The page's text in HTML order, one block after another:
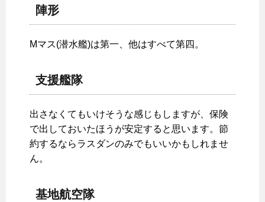
陣形
Mマス(潜水艦)は第一、他はすべて第四。
支援艦隊
出さなくてもいけそうな感じもしますが、保険
で出しておいたほうが安定すると思います。節
約するならラスダンのみでもいいかもしれませ
ん。
基地航空隊